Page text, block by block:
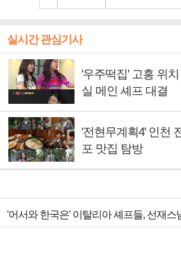
실시간 관심기사
'우주떡집' 고흥 위
실 메인 셰프 대결
'전현무계획4' 인천
포 맛집 탐방
'어서와 한국은' 이탈리아 셰프들, 선재